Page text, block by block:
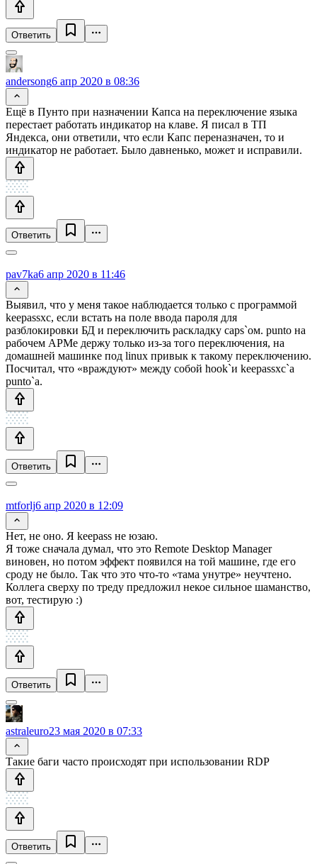
Ответить
andersong6 апр 2020 в 08:36
Ещё в Пунто при назначении Капса на переключение языка
перестает работать индикатор на клаве. Я писал в ТП
Яндекса, они ответили, что если Капс переназначен, то и
индикатор не работает. Было давненько, может и исправили.
Ответить
pav7ka6 апр 2020 в 11:46
Выявил, что у меня такое наблюдается только с программой
keepassxc, если встать на поле ввода пароля для
разблокировки БД и переключить раскладку caps`ом. punto на
рабочем АРМе держу только из-за того переключения, на
домашней машинке под linux привык к такому переключению.
Посчитал, что «враждуют» между собой hook`и keepassxc`а
punto`а.
Ответить
mtforlj6 апр 2020 в 12:09
Нет, не оно. Я keepass не юзаю.
Я тоже сначала думал, что это Remote Desktop Manager
виновен, но потом эффект появился на той машине, где его
сроду не было. Так что это что-то «тама унутре» неучтено.
Коллега сверху по треду предложил некое сильное шаманство,
вот, тестирую :)
Ответить
astraleuro23 мая 2020 в 07:33
Такие баги часто происходят при использовании RDP
Ответить